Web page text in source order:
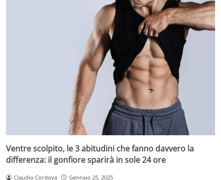
Ventre scolpito, le 3 abitudini che fanno davvero la
differenza: il gonfiore sparirà in sole 24 ore
Claudio Cordova Gennaio 25, 2025